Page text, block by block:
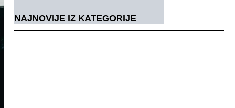
NAJNOVIJE IZ KATEGORIJE